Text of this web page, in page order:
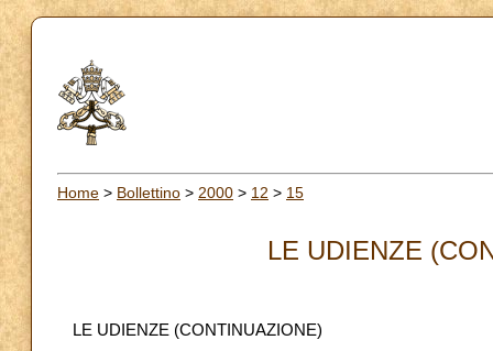
Home > Bollettino > 2000 > 12 > 15
LE UDIENZE
LE UDIENZE (CONTINUAZIONE)